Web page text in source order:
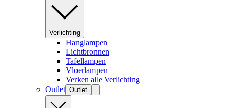
Verlichting
Hanglampen
Lichtbronnen
Tafellampen
Vloerlampen
Verken alle Verlichting
Outlet Outlet